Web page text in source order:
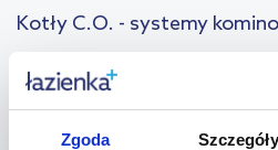
Zgoda Szczegóły
Kotły C.O. - systemy
centralnego kotła, ale także wielu
które usprawnią jego pracę. Kotły
zapewniają bezpieczne